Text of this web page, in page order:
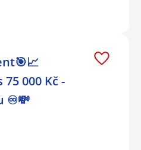
000 Kč -
♾️💸